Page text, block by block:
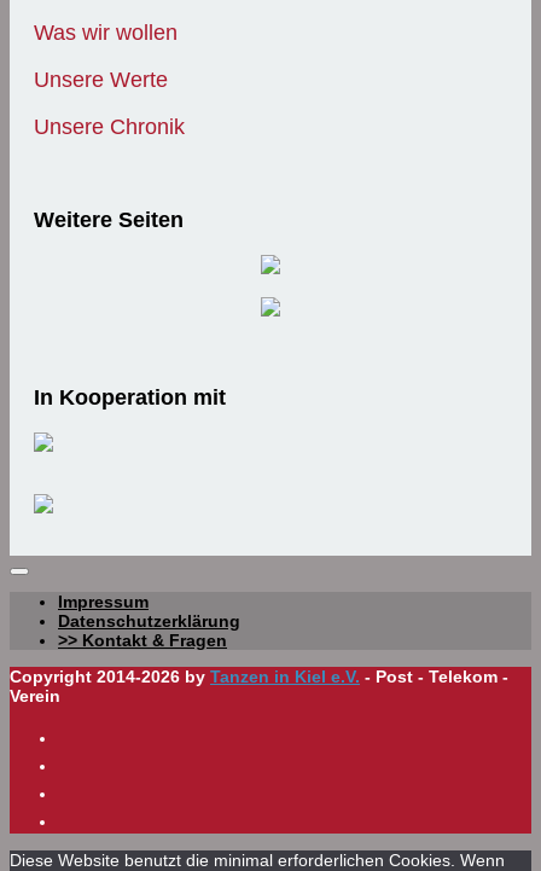
Was wir wollen
Unsere Werte
Unsere Chronik
Weitere Seiten
In Kooperation mit
Impressum
Datenschutzerklärung
>> Kontakt & Fragen
Copyright 2014-2026 by Tanzen in Kiel e.V. - Post - Telekom -
Verein
Diese Website benutzt die minimal erforderlichen Cookies. Wenn